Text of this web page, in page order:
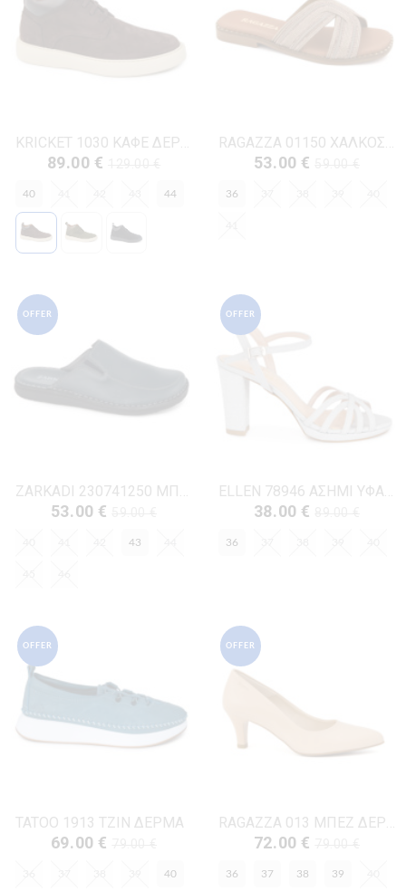
KRICKET 1030 ΚΑΦΕ ΔΕΡΜΑ-NUBUK
89.00 €
40 44
RAGAZZA 01150 ΧΑΛΚΟΣ ΣΤΡΑΣ
53.00 €
36
OFFER
53.00 €
43
OFFER
38.00 €
36
OFFER
TATOO 1913 ΤΖΙΝ ΔΕΡΜΑ
69.00 €
40
OFFER
72.00 €
36 37 38 39